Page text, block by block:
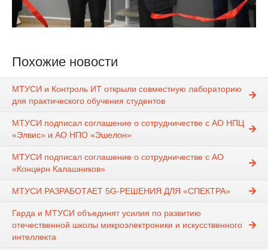
Похожие новости
МТУСИ и Контроль ИТ открыли совместную лабораторию
для практического обучения студентов
МТУСИ подписал соглашение о сотрудничестве с АО НПЦ
«Элвис» и АО НПО «Эшелон»
МТУСИ подписал соглашение о сотрудничестве с АО
«Концерн Калашников»
МТУСИ РАЗРАБОТАЕТ 5G-РЕШЕНИЯ ДЛЯ «СПЕКТРА»
Гарда и МТУСИ объединят усилия по развитию
отечественной школы микроэлектроники и искусственного
интеллекта